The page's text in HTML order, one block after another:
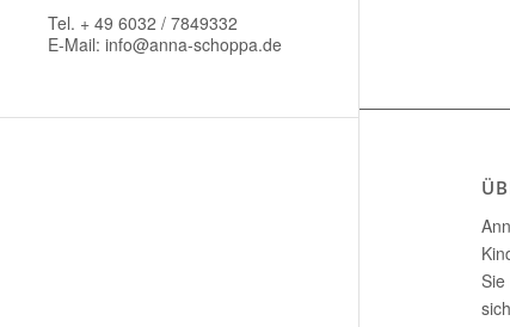
Tel. + 49 6032 / 7849332
E-Mail: info@anna-schoppa.de